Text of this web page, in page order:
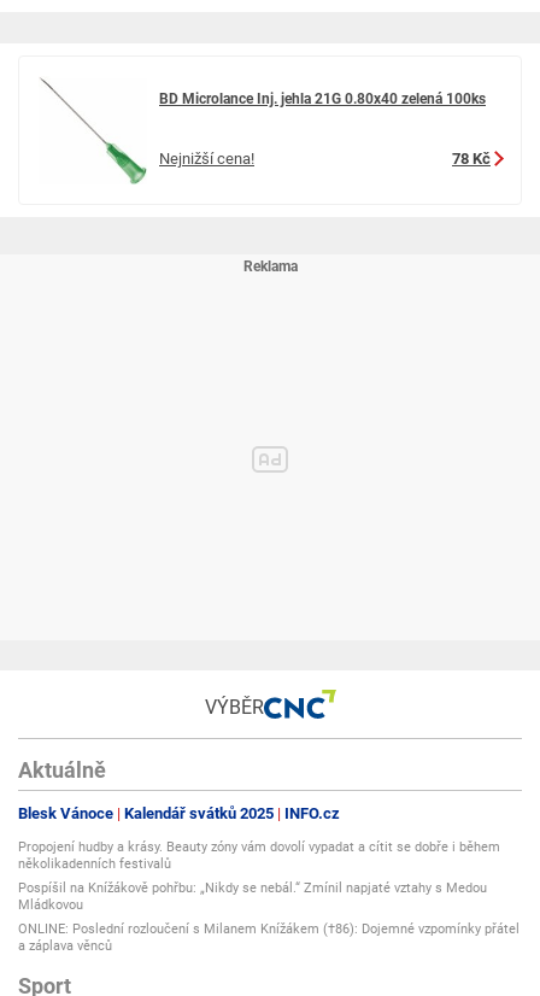
BD Microlance Inj. jehla 21G 0.80x40 zelená 100ks
Nejnižší cena! 78 Kč
VÝBĚR
Aktuálně
Blesk Vánoce Kalendář svátků 2025 INFO.cz
Propojení hudby a krásy. Beauty zóny vám dovolí vypadat a cítit se dobře i během
několikadenních festivalů
Pospíšil na Knížákově pohřbu: „Nikdy se nebál.“ Zmínil napjaté vztahy s Medou
Mládkovou
ONLINE: Poslední rozloučení s Milanem Knížákem (†86): Dojemné vzpomínky přátel
a záplava věnců
Sport